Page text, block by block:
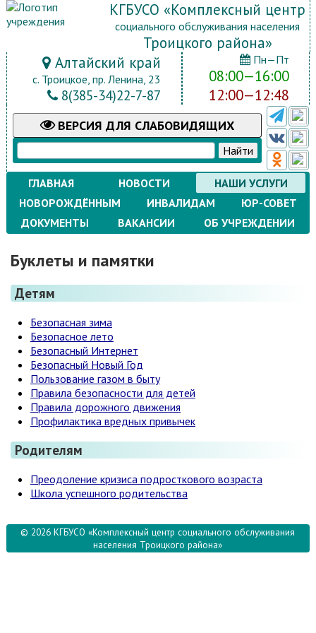
КГБУСО «Комплексный центр
социального обслуживания населения
Троицкого района»
Алтайский край
с. Троицкое, пр. Ленина, 23
8(385-34)22-7-87
Пн—Пт
08:00—16:00
12:00—12:48
ВЕРСИЯ ДЛЯ СЛАБОВИДЯЩИХ
ГЛАВНАЯ НОВОСТИ
НАШИ УСЛУГИ
НОВОРОЖДЁННЫМ
ИНВАЛИДАМ
ЮР-СОВЕТ
ДОКУМЕНТЫ
ВАКАНСИИ ОБ УЧРЕЖДЕНИИ
Буклеты и памятки
Детям
Безопасная зима
Безопасное лето
Безопасный Интернет
Безопасный Новый Год
Пользование газом в быту
Правила безопасности для детей
Правила дорожного движения
Профилактика вредных привычек
Родителям
Преодоление кризиса подросткового возраста
Школа успешного родительства
© 2026 КГБУСО «Комплексный центр социального обслуживания
населения Троицкого района»